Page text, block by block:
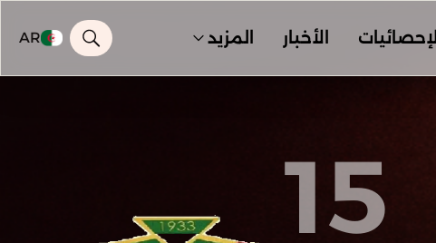
الإحصائيات الأخبار المزيد AR
15